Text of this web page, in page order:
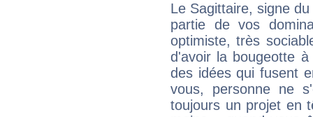
Le Sagittaire, signe
partie de vos
optimiste, très
d'avoir la bougeotte
des idées qui fusent
vous, personne ne
toujours un projet en